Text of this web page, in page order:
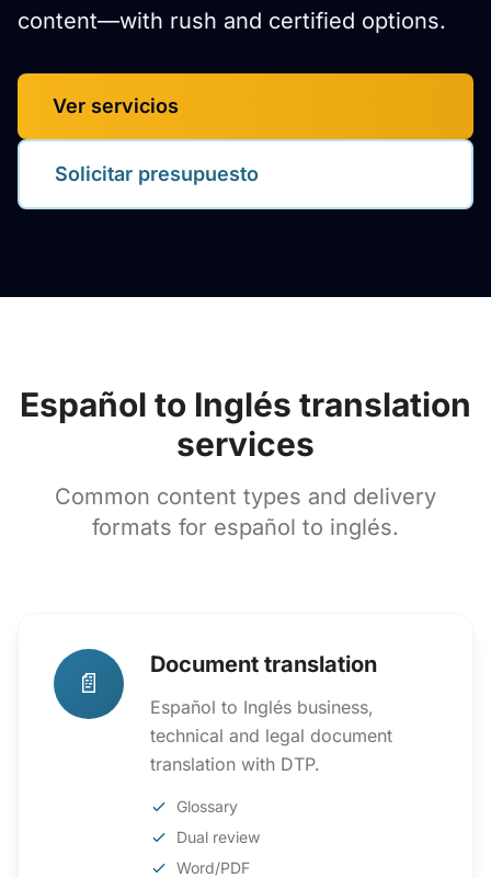
content—with rush and certified options.
Ver servicios
Solicitar presupuesto
Español to Inglés translation
services
Common content types and delivery
formats for español to inglés.
📄
Document translation
Español to Inglés business,
technical and legal document
translation with DTP.
Glossary
Dual review
Word/PDF